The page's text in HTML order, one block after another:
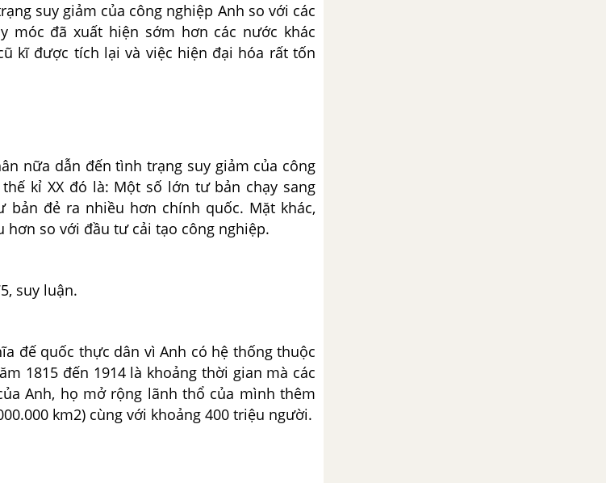
suy giảm của công nghiệp Anh so với các
móc đã xuất hiện sớm hơn các nước khác
kĩ được tích lại và việc hiện đại hóa rất tốn
nữa dẫn đến tình trạng suy giảm của công
kỉ XX đó là: Một số lớn tư bản chạy sang
đẻ ra nhiều hơn chính quốc. Mặt khác,
so với đầu tư cải tạo công nghiệp.
suy luận.
đế quốc thực dân vì Anh có hệ thống thuộc
1815 đến 1914 là khoảng thời gian mà các
Anh, họ mở rộng lãnh thổ của mình thêm
km2) cùng với khoảng 400 triệu người.